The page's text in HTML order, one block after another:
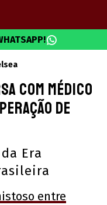
com médico
de
Era
entre